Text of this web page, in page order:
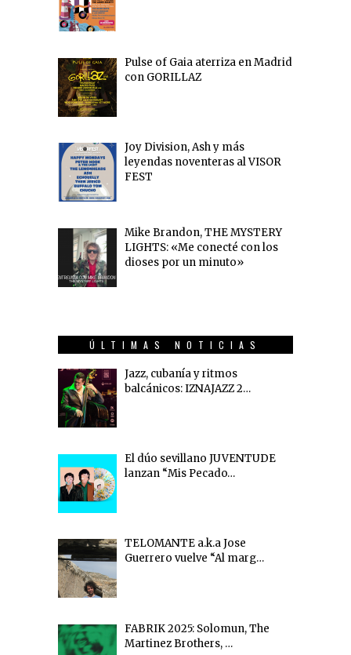
Pulse of Gaia aterriza en Madrid
con GORILLAZ
Joy Division, Ash y más
leyendas noventeras al VISOR
FEST
Mike Brandon, THE MYSTERY
LIGHTS: «Me conecté con los
dioses por un minuto»
ÚLTIMAS NOTICIAS
Jazz, cubanía y ritmos
balcánicos: IZNAJAZZ 2…
El dúo sevillano JUVENTUDE
lanzan “Mis Pecado…
TELOMANTE a.k.a Jose
Guerrero vuelve “Al marg…
FABRIK 2025: Solomun, The
Martinez Brothers, …